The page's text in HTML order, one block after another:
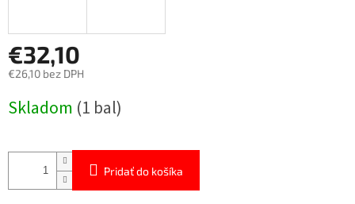
€32,10
€26,10 bez DPH
cena:
Skladom (1 bal)
Pridať do košíka